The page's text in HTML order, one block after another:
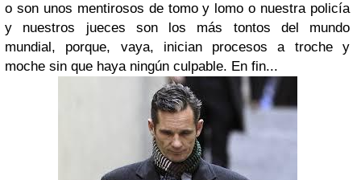
o son unos mentirosos de tomo y lomo o nuestra policía
y nuestros jueces son los más tontos del mundo
mundial, porque, vaya, inician procesos a troche y
moche sin que haya ningún culpable. En fin...